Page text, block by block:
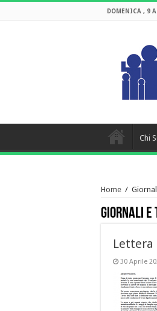
DOMENICA , 9
Chi
Home /
Giornali e
Lettera
30 Aprile